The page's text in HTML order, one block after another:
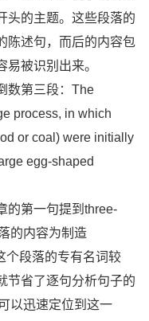
头的主题。这些段落的
陈述句，而后的内容包
被识别出来。
第三段：The
process, in which
or coal) were initially
egg-shaped
第一句提到three-
的内容为制造
个段落的专有名词较
节省了逐句分析句子的
以迅速定位到这一